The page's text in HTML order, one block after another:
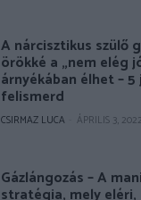
A nárcisztikus szülő
örökké a „nem elég
árnyékában élhet –
felismerd
CSIRMAZ LUCA ÁPRILIS 3, 2022
Gázlángozás – A
stratégia, mely